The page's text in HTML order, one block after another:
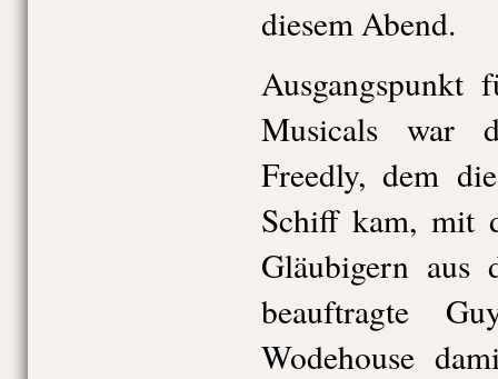
diesem Abend.
Ausgangspunkt
Musicals war
Freedly, dem
Schiff kam, mit
Gläubigern aus
beauftragte
Wodehouse